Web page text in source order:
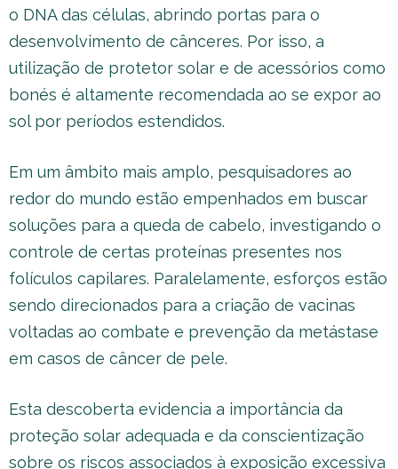
o DNA das células, abrindo portas para o
desenvolvimento de cânceres. Por isso, a
utilização de protetor solar e de acessórios como
bonés é altamente recomendada ao se expor ao
sol por períodos estendidos.
Em um âmbito mais amplo, pesquisadores ao
redor do mundo estão empenhados em buscar
soluções para a queda de cabelo, investigando o
controle de certas proteínas presentes nos
folículos capilares. Paralelamente, esforços estão
sendo direcionados para a criação de vacinas
voltadas ao combate e prevenção da metástase
em casos de câncer de pele.
Esta descoberta evidencia a importância da
proteção solar adequada e da conscientização
sobre os riscos associados à exposição excessiva